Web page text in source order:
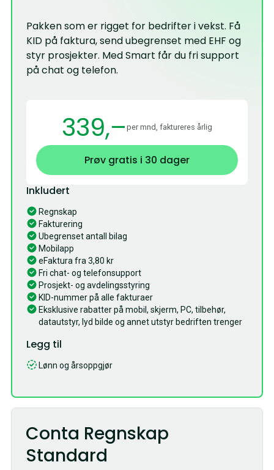
Conta Regnskap
Standard
Pakken som er rigget for bedrifter i vekst. Få
KID på faktura, send ubegrenset med EHF og
styr prosjekter. Med Smart får du fri support
på chat og telefon.
339,– per mnd, faktureres årlig
Prøv gratis i 30 dager
Inkludert
Regnskap
Fakturering
Ubegrenset antall bilag
Mobilapp
eFaktura fra 3,80 kr
Fri chat- og telefonsupport
Prosjekt- og avdelingsstyring
KID-nummer på alle fakturaer
Eksklusive rabatter på mobil, skjerm, PC, tilbehør,
datautstyr, lyd bilde og annet utstyr bedriften trenger
Legg til
Lønn og årsoppgjør